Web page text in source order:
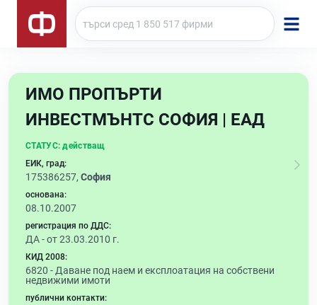
ИМО ПРОПЪРТИ
ИНВЕСТМЪНТС СОФИЯ | ЕАД
СТАТУС: действащ
ЕИК, град:
175386257, София
основана:
08.10.2007
регистрация по ДДС:
ДА - от 23.03.2010 г.
КИД 2008:
6820 - Даване под наем и експлоатация на собствени
недвижими имоти
публични контакти: